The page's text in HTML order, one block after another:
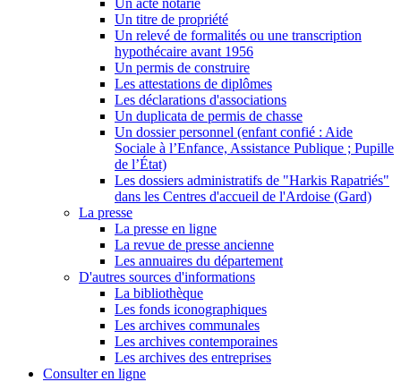
Un acte notarié
Un titre de propriété
Un relevé de formalités ou une transcription
hypothécaire avant 1956
Un permis de construire
Les attestations de diplômes
Les déclarations d'associations
Un duplicata de permis de chasse
Un dossier personnel (enfant confié : Aide
Sociale à l’Enfance, Assistance Publique ; Pupille
de l’État)
Les dossiers administratifs de "Harkis Rapatriés"
dans les Centres d'accueil de l'Ardoise (Gard)
La presse
La presse en ligne
La revue de presse ancienne
Les annuaires du département
D'autres sources d'informations
La bibliothèque
Les fonds iconographiques
Les archives communales
Les archives contemporaines
Les archives des entreprises
Consulter en ligne